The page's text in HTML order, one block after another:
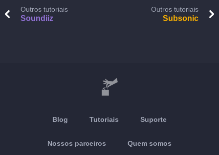
Outros tutoriais
Soundiiz
Outros tutoriais
Subsonic
Blog Tutoriais Suporte
Nossos parceiros Quem somos